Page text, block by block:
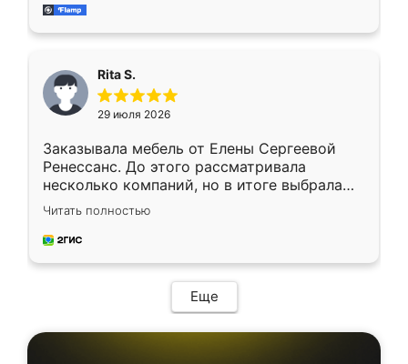
мебель за качественную работу!
Rita S.
29 июля 2026
Заказывала мебель от Елены Сергеевой
Ренессанс. До этого рассматривала
несколько компаний, но в итоге выбрала
эту. Сначала обговорили условия, потом
приехал замерщик, всё спокойно объяснил
и снял размеры. Изготовили в срок, с
мебель сразу встала на свое место без
каких-либо доработок. Качеством осталась
довольна, все выглядит так, как и ожидала.
Читать полностью
Еще